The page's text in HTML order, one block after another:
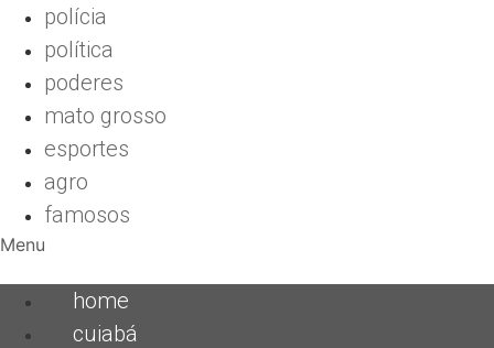
polícia
política
poderes
mato grosso
esportes
agro
famosos
Menu
home
cuiabá